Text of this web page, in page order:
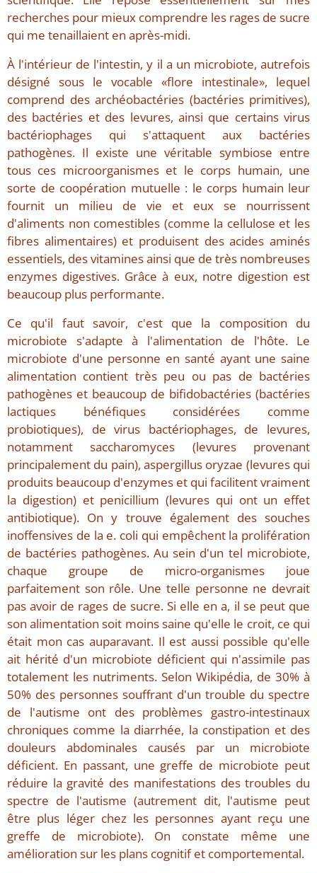
recherches pour mieux comprendre les rages de sucre
qui me tenaillaient en après-midi.
À l'intérieur de l'intestin, y il a un microbiote, autrefois
désigné sous le vocable «flore intestinale», lequel
comprend des archéobactéries (bactéries primitives),
des bactéries et des levures, ainsi que certains virus
bactériophages qui s'attaquent aux bactéries
pathogènes. Il existe une véritable symbiose entre
tous ces microorganismes et le corps humain, une
sorte de coopération mutuelle : le corps humain leur
fournit un milieu de vie et eux se nourrissent
d'aliments non comestibles (comme la cellulose et les
fibres alimentaires) et produisent des acides aminés
essentiels, des vitamines ainsi que de très nombreuses
enzymes digestives. Grâce à eux, notre digestion est
beaucoup plus performante.
Ce qu'il faut savoir, c'est que la composition du
microbiote s'adapte à l'alimentation de l'hôte. Le
microbiote d'une personne en santé ayant une saine
alimentation contient très peu ou pas de bactéries
pathogènes et beaucoup de bifidobactéries (bactéries
lactiques bénéfiques considérées comme
probiotiques), de virus bactériophages, de levures,
notamment saccharomyces (levures provenant
principalement du pain), aspergillus oryzae (levures qui
produits beaucoup d'enzymes et qui facilitent vraiment
la digestion) et penicillium (levures qui ont un effet
antibiotique). On y trouve également des souches
inoffensives de la e. coli qui empêchent la prolifération
de bactéries pathogènes. Au sein d'un tel microbiote,
chaque groupe de micro-organismes joue
parfaitement son rôle. Une telle personne ne devrait
pas avoir de rages de sucre. Si elle en a, il se peut que
son alimentation soit moins saine qu'elle le croit, ce qui
était mon cas auparavant. Il est aussi possible qu'elle
ait hérité d'un microbiote déficient qui n'assimile pas
totalement les nutriments. Selon Wikipédia, de 30% à
50% des personnes souffrant d'un trouble du spectre
de l'autisme ont des problèmes gastro-intestinaux
chroniques comme la diarrhée, la constipation et des
douleurs abdominales causés par un microbiote
déficient. En passant, une greffe de microbiote peut
réduire la gravité des manifestations des troubles du
spectre de l'autisme (autrement dit, l'autisme peut
être plus léger chez les personnes ayant reçu une
greffe de microbiote). On constate même une
amélioration sur les plans cognitif et comportemental.